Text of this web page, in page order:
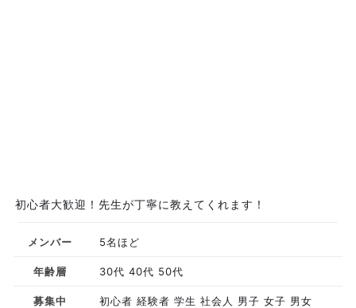
初心者大歓迎！先生が丁寧に教えてくれます！
メンバー 5名ほど
年齢層 30代 40代 50代
募集中 初心者 経験者 学生 社会人 男子 女子 男女